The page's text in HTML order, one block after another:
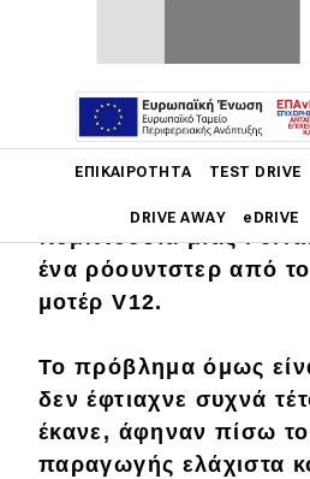
ΕΠΙΚΑΙΡΌΤΗΤΑ TEST DRIVE
DRIVE AWAY eDRIVE
Main navigation
Επικαιρότητα
Νέα μοντέλα
Πρωτότυπα
Ελλάδα
Λίγα σουλούπια στον
πεμπτουσία μιας
ένα ρόουντστερ από
μοτέρ V12.
To πρόβλημα όμως
δεν έφτιαχνε συχνά
έκανε, άφηναν πίσω
παραγωγής ελάχιστα